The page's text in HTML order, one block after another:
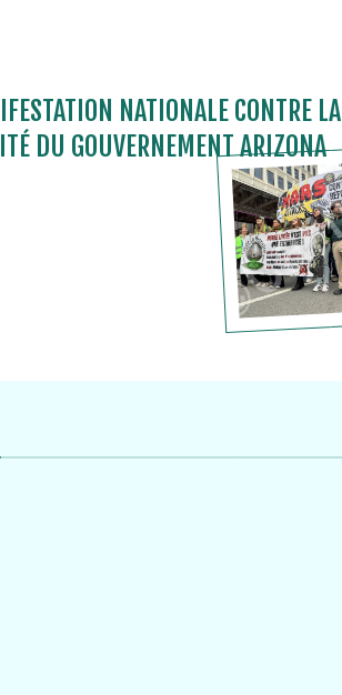
NATIONALE CONTRE LA
DU GOUVERNEMENT ARIZONA